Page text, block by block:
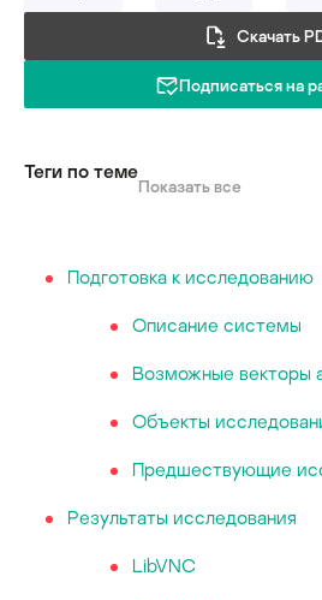
Скачать
Подписаться на
Теги по теме
Показать все
Подготовка к исследованию
Описание системы
Возможные векторы
Объекты
Предшествующие
Результаты исследования
LibVNC